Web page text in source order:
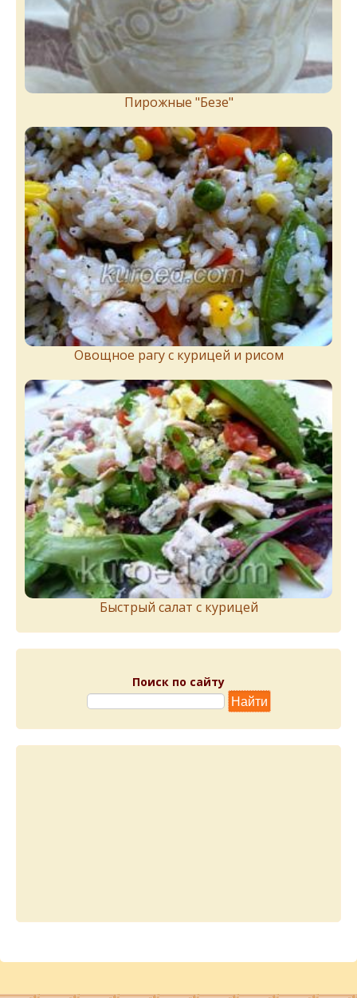
Пирожныe "Бeзe"
Овощное рагу с курицей и рисом
Быстрый салат с курицей
Поиск по сайту